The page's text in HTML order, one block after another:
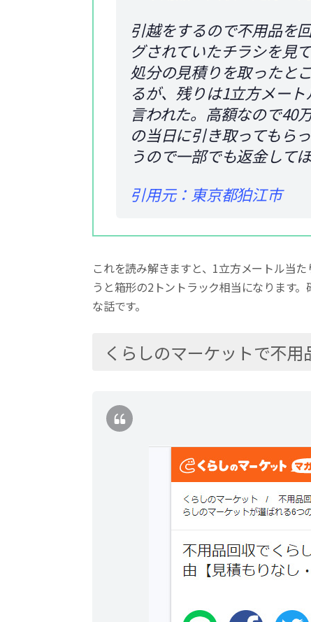
引越をするので不用品を
グされていたチラシを見
処分の見積りを取ったと
るが、残りは1立方メー
言われた。高額なので40
の当日に引き取ってもら
うので一部でも返金してほ
引用元：東京都狛江市
これを読み解きますと、1立方メートル当
うと箱形の2トントラック相当になります
な話です。
くらしのマーケットで不用